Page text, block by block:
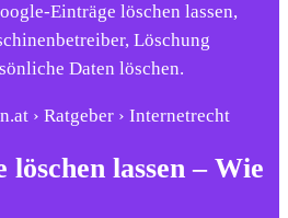
Einträge löschen lassen,
Löschung
Daten löschen.
› Ratgeber › Internetrecht
lassen – Wie